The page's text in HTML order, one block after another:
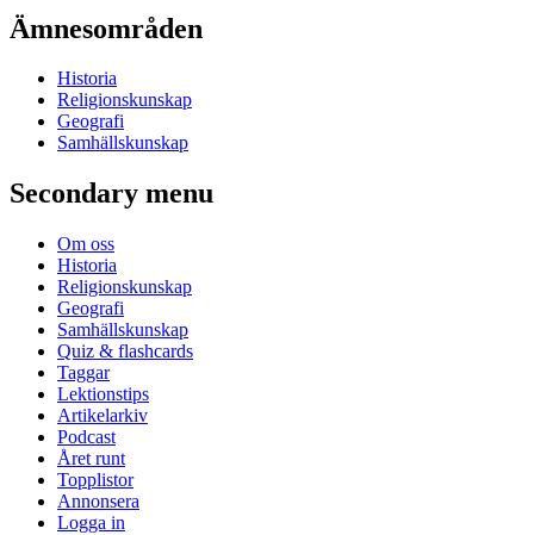
Ämnesområden
Historia
Religionskunskap
Geografi
Samhällskunskap
Secondary menu
Om oss
Historia
Religionskunskap
Geografi
Samhällskunskap
Quiz & flashcards
Taggar
Lektionstips
Artikelarkiv
Podcast
Året runt
Topplistor
Annonsera
Logga in